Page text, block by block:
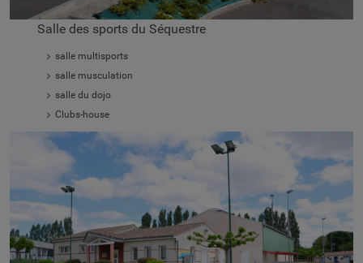
Salle des sports du Séquestre
salle multisports
salle musculation
salle du dojo
Clubs-house